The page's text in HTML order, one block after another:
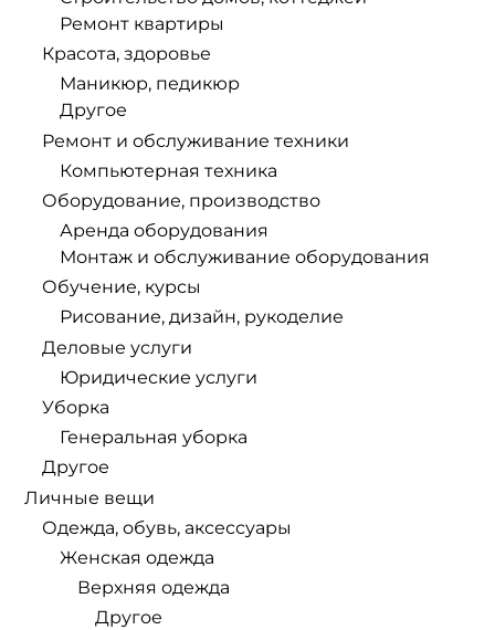
Ремонт квартиры
Красота, здоровье
Маникюр, педикюр
Другое
Ремонт и обслуживание техники
Компьютерная техника
Оборудование, производство
Аренда оборудования
Монтаж и обслуживание оборудования
Обучение, курсы
Рисование, дизайн, рукоделие
Деловые услуги
Юридические услуги
Уборка
Генеральная уборка
Другое
Личные вещи
Одежда, обувь, аксессуары
Женская одежда
Верхняя одежда
Другое